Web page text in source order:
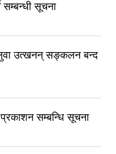
सम्बन्धी सूचना
उत्खनन् सङ्कलन बन्द
प्रकाशन सम्बन्धि सूचना